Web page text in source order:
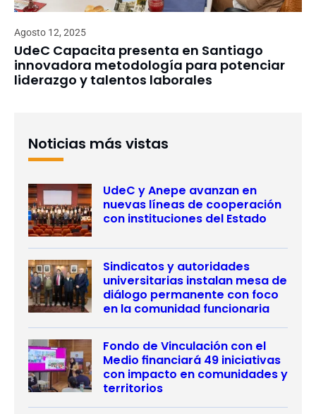
Agosto 12, 2025
UdeC Capacita presenta en Santiago
innovadora metodología para potenciar
liderazgo y talentos laborales
Noticias más vistas
UdeC y Anepe avanzan en
nuevas líneas de cooperación
con instituciones del Estado
Sindicatos y autoridades
universitarias instalan mesa de
diálogo permanente con foco
en la comunidad funcionaria
Fondo de Vinculación con el
Medio financiará 49 iniciativas
con impacto en comunidades y
territorios